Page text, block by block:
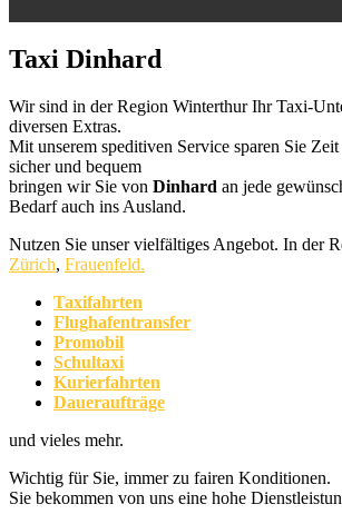
Taxi Dinhard
Wir sind in der Region Winterthur Ihr Taxi-
diversen Extras.
Mit unserem speditiven Service sparen Sie
sicher und bequem
bringen wir Sie von Dinhard an jede
Bedarf auch ins Ausland.
Nutzen Sie unser vielfältiges Angebot. In der
Zürich, Frauenfeld.
Taxifahrten
Flughafentransfer
Promobil
Schultaxi
Kurierfahrten
Daueraufträge
und vieles mehr.
Wichtig für Sie, immer zu fairen Konditionen.
Sie bekommen von uns eine hohe